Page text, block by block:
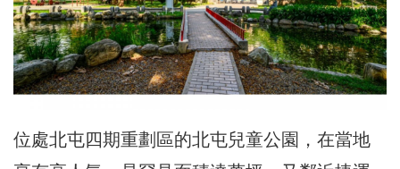
位處北屯四期重劃區的北屯兒童公園，在當地